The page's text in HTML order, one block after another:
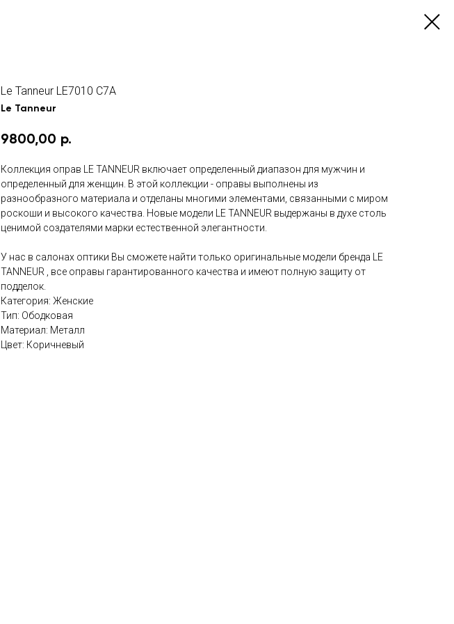
Le Tanneur LE7010 C7A
Le Tanneur
9800,00 р.
Коллекция оправ LE TANNEUR включает определенный диапазон для мужчин и
определенный для женщин. В этой коллекции - оправы выполнены из
разнообразного материала и отделаны многими элементами, связанными с миром
роскоши и высокого качества. Новые модели LE TANNEUR выдержаны в духе столь
ценимой создателями марки естественной элегантности.
У нас в салонах оптики Вы сможете найти только оригинальные модели бренда LE
TANNEUR , все оправы гарантированного качества и имеют полную защиту от
подделок.
Категория: Женские
Тип: Ободковая
Материал: Металл
Цвет: Коричневый